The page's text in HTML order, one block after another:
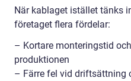
När kablaget istället tänks
företaget flera fördelar:
– Kortare monteringstid
produktionen
– Färre fel vid driftsättning